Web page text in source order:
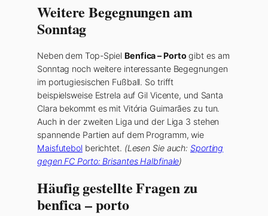
Weitere Begegnungen am
Sonntag
Neben dem Top-Spiel Benfica – Portogibt es am
Sonntag noch weitere interessante Begegnungen
im portugiesischen Fußball. So trifft
beispielsweise Estrela auf Gil Vicente, und Santa
Clara bekommt es mit Vitória Guimarães zu tun.
Auch in der zweiten Liga und der Liga 3 stehen
spannende Partien auf dem Programm, wie
Maisfutebol berichtet. (Lesen Sie auch:Sporting
gegen FC Porto: Brisantes Halbfinale)
Häufig gestellte Fragen zu
benfica – porto